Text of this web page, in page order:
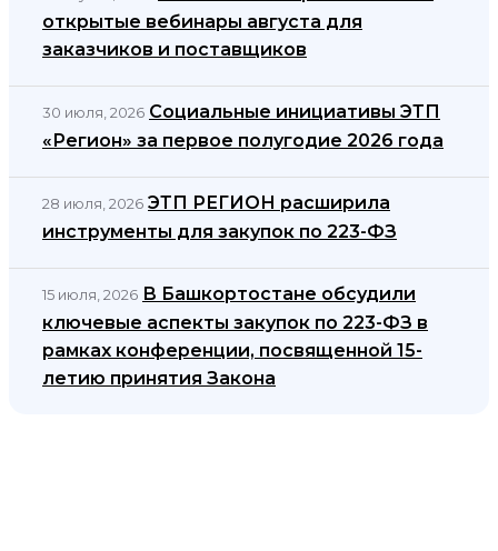
открытые вебинары августа для
заказчиков и поставщиков
30 июля, 2026 Социальные инициативы ЭТП
«Регион» за первое полугодие 2026 года
28 июля, 2026 ЭТП РЕГИОН расширила
инструменты для закупок по 223-ФЗ
15 июля, 2026 В Башкортостане обсудили
ключевые аспекты закупок по 223-ФЗ в
рамках конференции, посвященной 15-
летию принятия Закона